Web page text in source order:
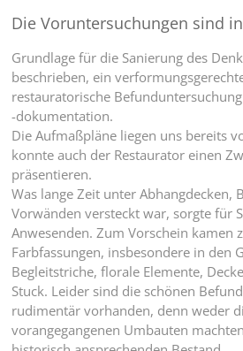
Die Voruntersuchungen sind
Grundlage für die Sanierung des
beschrieben, ein
restauratorische
-dokumentation.
Die Aufmaßpläne liegen uns bereits
konnte auch der Restaurator einen
präsentieren.
Was lange Zeit unter Abhangdecken,
Vorwänden versteckt war, sorgte für
Anwesenden. Zum Vorschein kamen
Farbfassungen, insbesondere in den
Begleitstriche, florale Elemente,
Stuck. Leider sind die schönen
rudimentär vorhanden, denn weder
vorangegangenen Umbauten